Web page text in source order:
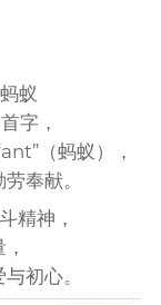
蚁
字，
（蚂蚁），
奉献。
精神，
初心。